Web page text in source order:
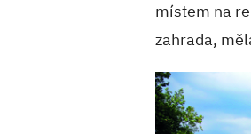
místem na
zahrada,